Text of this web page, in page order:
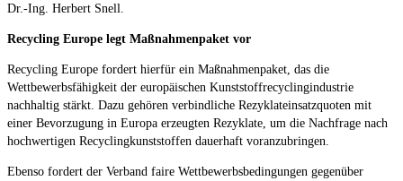
Dr.-Ing. Herbert Snell.
Recycling Europe legt Maßnahmenpaket vor
Recycling Europe fordert hierfür ein Maßnahmenpaket, das die
Wettbewerbsfähigkeit der europäischen Kunststoffrecyclingindustrie
nachhaltig stärkt. Dazu gehören verbindliche Rezyklateinsatzquoten mit
einer Bevorzugung in Europa erzeugten Rezyklate, um die Nachfrage nach
hochwertigen Recyclingkunststoffen dauerhaft voranzubringen.
Ebenso fordert der Verband faire Wettbewerbsbedingungen gegenüber